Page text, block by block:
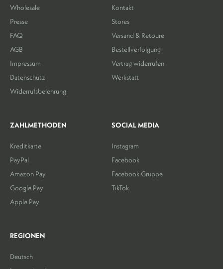
Wholesale
Presse
FAQ
AGB
Impressum
Datenschutz
Widerrufsbelehrung
Kontakt
Stores
Versand & Retoure
Bestellverfolgung
Vertrag widerrufen
Werkstatt
ZAHLMETHODEN
Kreditkarte
PayPal
Amazon Pay
Google Pay
Apple Pay
SOCIAL MEDIA
Instagram
Facebook
Facebook Gruppe
TikTok
REGIONEN
Deutsch